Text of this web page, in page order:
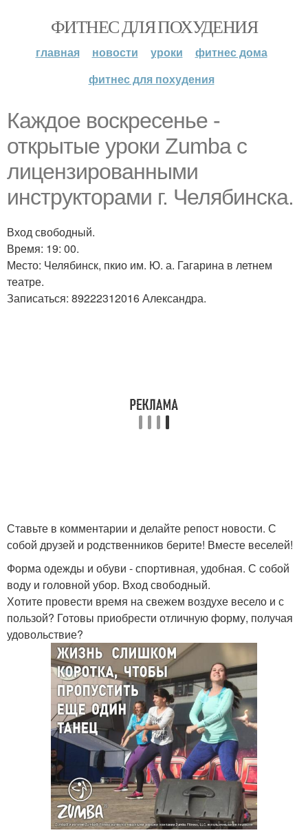
ФИТНЕС ДЛЯ ПОХУДЕНИЯ
главная новости уроки
фитнес дома
фитнес для похудения
Каждое воскресенье -
открытые уроки Zumba с
лицензированными
инструкторами г. Челябинска.
Вход свободный.
Время: 19: 00.
Место: Челябинск, пкио им. Ю. а. Гагарина в летнем
театре.
Записаться: 89222312016 Александра.
Ставьте в комментарии и делайте репост новости. С
собой друзей и родственников берите! Вместе веселей!
Форма одежды и обуви - спортивная, удобная. С собой
воду и головной убор. Вход свободный.
Хотите провести время на свежем воздухе весело и с
пользой? Готовы приобрести отличную форму, получая
удовольствие?